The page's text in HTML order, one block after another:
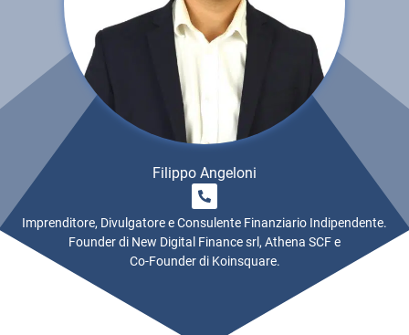
Filippo Angeloni
Imprenditore, Divulgatore e Consulente Finanziario Indipendente.
Founder di New Digital Finance srl, Athena SCF e
Co-Founder di Koinsquare.